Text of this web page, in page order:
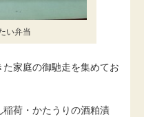
い弁当
家庭の御馳走を集めてお
荷・かたうりの酒粕漬